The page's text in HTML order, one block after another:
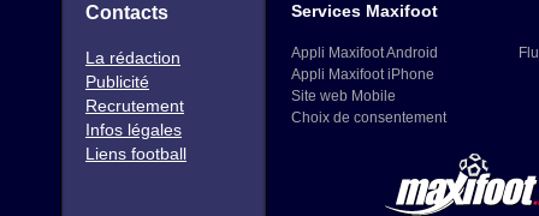
Contacts
La rédaction
Publicité
Recrutement
Infos légales
Liens football
Services Maxifoot
Appli Maxifoot Android
Appli Maxifoot iPhone
Site web Mobile
Choix de consentement